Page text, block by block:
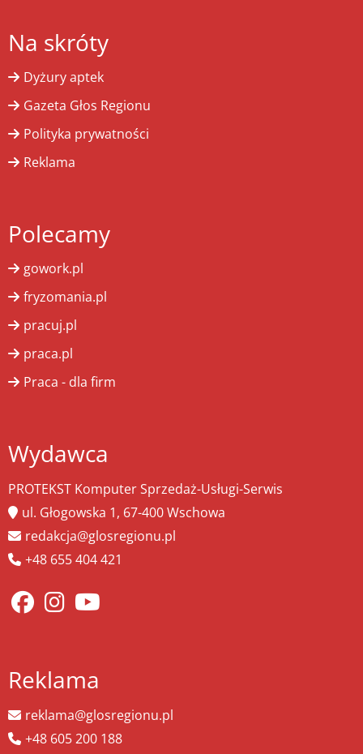
Na skróty
Dyżury aptek
Gazeta Głos Regionu
Polityka prywatności
Reklama
Polecamy
gowork.pl
fryzomania.pl
pracuj.pl
praca.pl
Praca - dla firm
Wydawca
PROTEKST Komputer Sprzedaż-Usługi-Serwis
ul. Głogowska 1, 67-400 Wschowa
redakcja@glosregionu.pl
+48 655 404 421
Reklama
reklama@glosregionu.pl
+48 605 200 188